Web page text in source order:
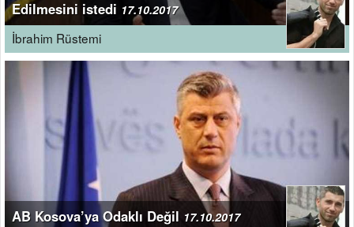
Edilmesini istedi 17.10.2017
İbrahim Rüstemi
AB Kosova’ya Odaklı Değil 17.10.2017